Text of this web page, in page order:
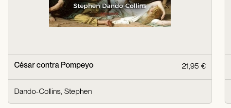
César contra Pompeyo 21,95 €
Dando-Collins, Stephen